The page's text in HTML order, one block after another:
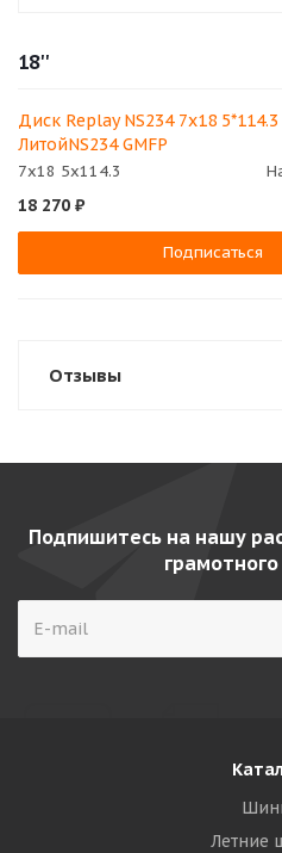
18''
Диск Replay NS234 7x18
ЛитойNS234 GMFP
7x18 5x114.3
18 270 ₽
Подписаться
Отзывы
Подпишитесь на нашу
Летние